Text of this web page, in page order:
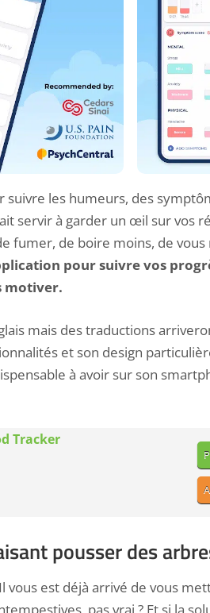
les humeurs, des
servir à garder un œil sur vos
fumer, de boire moins, de
pour suivre vos
motiver.
mais des traductions
et son design
à avoir sur son
Tracker
pousser des
Il vous est déjà arrivé de vous